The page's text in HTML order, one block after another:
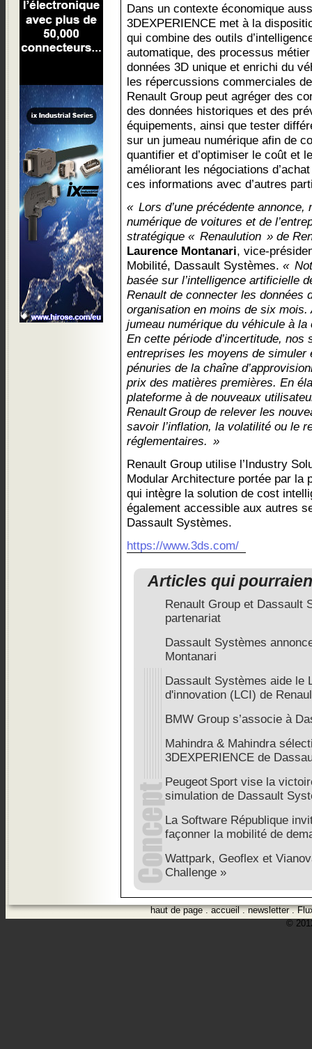
Dans un contexte économique
3DEXPERIENCE met à la
qui combine des outils
automatique, des processus
données 3D unique et enrichi du
les répercussions commerciales
Renault Group peut agréger des
des données historiques et des
équipements, ainsi que tester
sur un jumeau numérique afin de
quantifier et d’optimiser le coût et
améliorant les négociations
ces informations avec d’autres
« Lors d’une précédente
numérique de voitures et de
stratégique « Renaulution » de
Laurence Montanari, vice-
Mobilité, Dassault Systèmes. «
basée sur l’intelligence artificielle
Renault de connecter les données
organisation en moins de six mois.
jumeau numérique du véhicule à la
En cette période d’incertitude, nos
entreprises les moyens de simuler
pénuries de la chaîne
prix des matières premières. En
plateforme à de nouveaux
Renault Group de relever les
savoir l’inflation, la volatilité ou le
réglementaires. »
Renault Group utilise l’Industry
Modular Architecture portée par la
qui intègre la solution de cost
également accessible aux autres
Dassault Systèmes.
https://www.3ds.com/
Articles qui
Renault Group et Dassault
partenariat
Dassault Systèmes
Montanari
Dassault Systèmes aide le
d'innovation (LCI) de
BMW Group s’associe à
Mahindra & Mahindra
3DEXPERIENCE de
Peugeot Sport vise la
simulation de Dassault
La Software République
façonner la mobilité de
Wattpark, Geoflex et
Challenge »
haut de page.accueil.newsletter.
©